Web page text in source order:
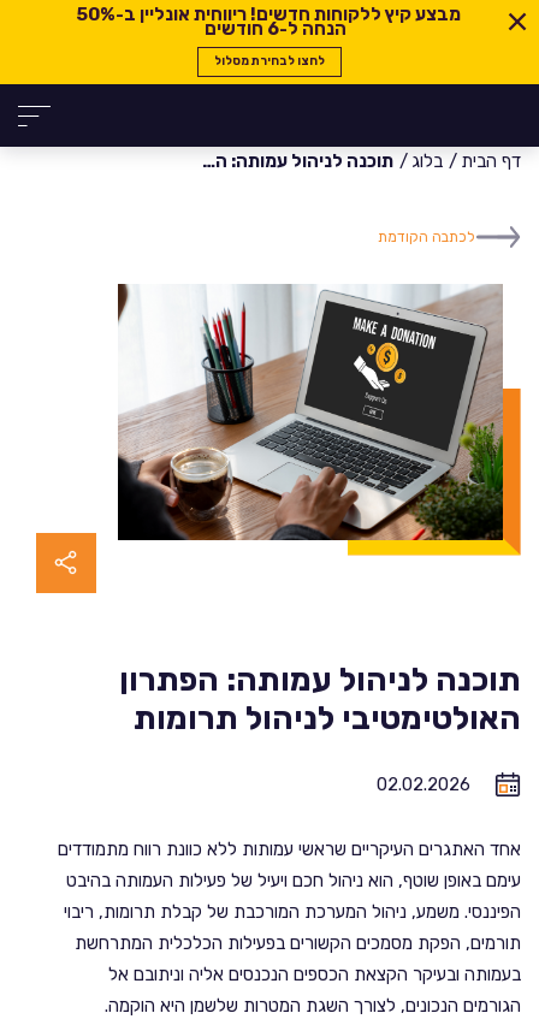
מבצע קיץ ללקוחות חדשים! ריווחית אונליין ב-50%
הנחה ל-6 חודשים
לחצו לבחירת מסלול
דף הבית בלוג תוכנה לניהול עמותה: הפתרון האולטימטיבי לניהול תרומות
לכתבה הקודמת
תוכנה לניהול עמותה: הפתרון
האולטימטיבי לניהול תרומות
02.02.2026
אחד האתגרים העיקריים שראשי עמותות ללא כוונת רווח מתמודדים
עימם באופן שוטף, הוא ניהול חכם ויעיל של פעילות העמותה בהיבט
הפיננסי. משמע, ניהול המערכת המורכבת של קבלת תרומות, ריבוי
תורמים, הפקת מסמכים הקשורים בפעילות הכלכלית המתרחשת
בעמותה ובעיקר הקצאת הכספים הנכנסים אליה וניתובם אל
הגורמים הנכונים, לצורך השגת המטרות שלשמן היא הוקמה.